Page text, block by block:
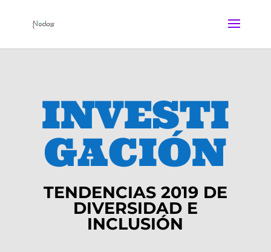
INVESTI
GACIÓN
TENDENCIAS 2019 DE
DIVERSIDAD E
INCLUSIÓN